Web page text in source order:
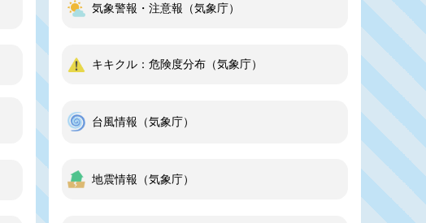
気象警報・注意報（気象庁）
キキクル：危険度分布（気象庁）
台風情報（気象庁）
地震情報（気象庁）